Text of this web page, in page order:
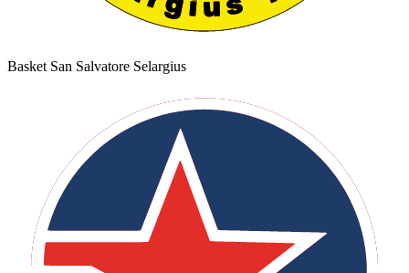
Basket San Salvatore Selargius